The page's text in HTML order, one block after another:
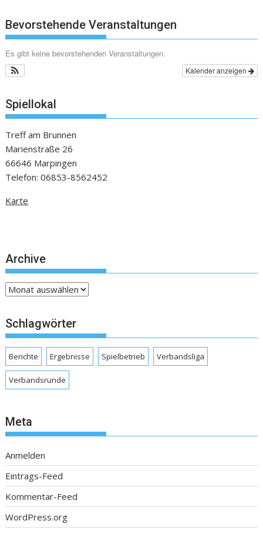
Bevorstehende Veranstaltungen
Es gibt keine bevorstehenden Veranstaltungen.
Kalender anzeigen
Spiellokal
Treff am Brunnen
Marienstraße 26
66646 Marpingen
Telefon: 06853-8562452
Karte
Archive
Archive
Schlagwörter
Berichte Ergebnisse Spielbetrieb Verbandsliga
Verbandsrunde
Meta
Anmelden
Eintrags-Feed
Kommentar-Feed
WordPress.org